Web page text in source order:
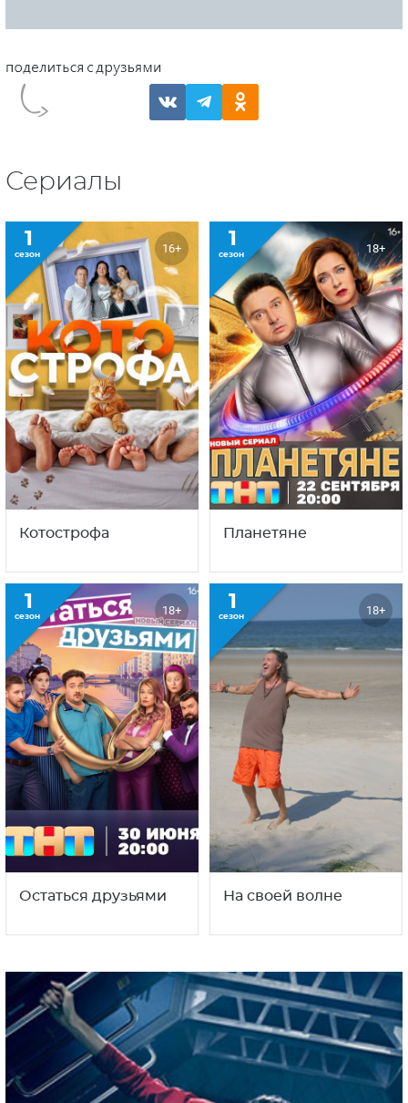
Сериалы
1
сезон 16+
Котострофа
1
сезон 18+
Планетяне
1
сезон 18+
Остаться друзьями
1
сезон 18+
На своей волне